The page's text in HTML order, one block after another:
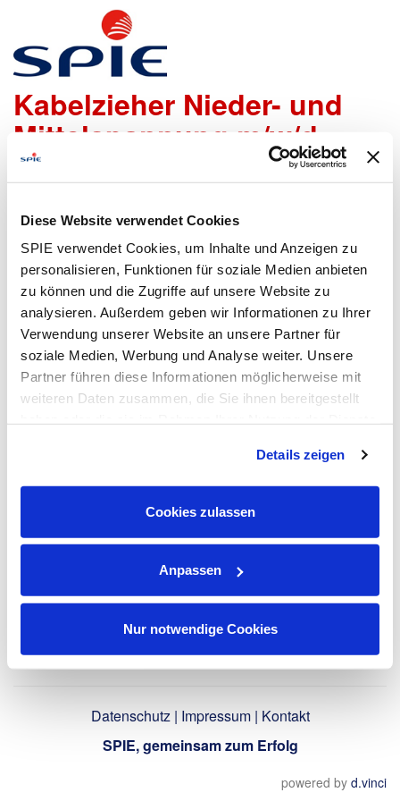
Diese Website verwendet Cookies
SPIE verwendet Cookies, um Inhalte und Anzeigen zu
personalisieren, Funktionen für soziale Medien anbieten
zu können und die Zugriffe auf unsere Website zu
analysieren. Außerdem geben wir Informationen zu Ihrer
Verwendung unserer Website an unsere Partner für
soziale Medien, Werbung und Analyse weiter. Unsere
Partner führen diese Informationen möglicherweise mit
weiteren Daten zusammen, die Sie ihnen bereitgestellt
Verarbeitung Ihrer Daten in den USA ein. Alle weiteren
Informationen zu Cookies finden Sie in unseren
Datenschutzhinweisen .
Details zeigen
Cookies zulassen
Anpassen
Nur notwendige Cookies
Kabelverlegemonteur /
Kabelzieher Nieder- und
Mittelspannung m/w/d
möchtest!
Um den Bewerbungsprozess für Dich so einfach wie
möglich zu gestalten, bieten wir Dir folgende Möglichkeiten
an, um Daten zu übermitteln:
Bewerbungsformular
ausfüllen
Lebenslauf
hochladen
Zurück
Datenschutz| Impressum| Kontakt
SPIE, gemeinsam zum Erfolg
powered by d.vinci